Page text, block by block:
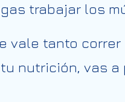
trabajar los
vale tanto
nutrición, vas